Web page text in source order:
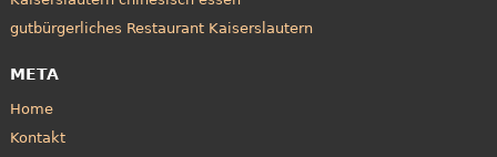
gutbürgerliches Restaurant Kaiserslautern
META
Home
Kontakt